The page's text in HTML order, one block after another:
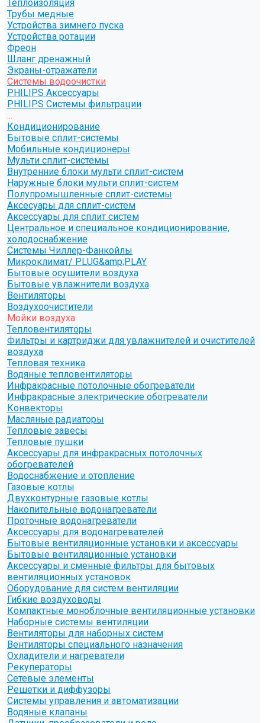
Теплоизоляция
Трубы медные
Устройства зимнего пуска
Устройства ротации
Фреон
Шланг дренажный
Экраны-отражатели
Системы водоочистки
PHILIPS Аксессуары
PHILIPS Системы фильтрации
...
Кондиционирование
Бытовые сплит-системы
Мобильные кондиционеры
Мульти сплит-системы
Внутренние блоки мульти сплит-систем
Наружные блоки мульти сплит-систем
Полупромышленные сплит-системы
Аксесуары для сплит-систем
Аксессуары для сплит систем
Центральное и специальное кондиционирование,
холодоснабжение
Системы Чиллер-Фанкойлы
Микроклимат/ PLUG&amp;PLAY
Бытовые осушители воздуха
Бытовые увлажнители воздуха
Вентиляторы
Воздухоочистители
Мойки воздуха
Тепловентиляторы
Фильтры и картриджи для увлажнителей и очистителей
воздуха
Тепловая техника
Водяные тепловентиляторы
Инфракрасные потолочные обогреватели
Инфракрасные электрические обогреватели
Конвекторы
Масляные радиаторы
Тепловые завесы
Тепловые пушки
Аксессуары для инфракрасных потолочных
обогревателей
Водоснабжение и отопление
Газовые котлы
Двухконтурные газовые котлы
Накопительные водонагреватели
Проточные водонагреватели
Аксессуары для водонагревателей
Бытовые вентиляционные установки и аксессуары
Бытовые вентиляционные установки
Аксессуары и сменные фильтры для бытовых
вентиляционных установок
Оборудование для систем вентиляции
Гибкие воздуховоды
Компактные моноблочные вентиляционные установки
Наборные системы вентиляции
Вентиляторы для наборных систем
Вентиляторы специального назначения
Охладители и нагреватели
Рекуператоры
Сетевые элементы
Решетки и диффузоры
Системы управления и автоматизации
Водяные клапаны